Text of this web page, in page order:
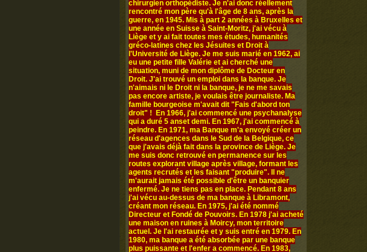
chirurgien orthopédiste. Je n'ai donc réellement
rencontré mon père qu'à l'âge de 8 ans, après la
guerre, en 1945. Mis à part 2 années à Bruxelles et
une année en Suisse à Saint-Moritz, j'ai vécu à
Liège et y ai fait toutes mes études, humanités
gréco-latines chez les Jésuites et Droit à
l'Université de Liège. Je me suis marié en 1962, ai
eu une petite fille Valérie et ai cherché une
situation, muni de mon diplôme de Docteur en
Droit. J'ai trouvé un emploi dans la banque. Je
n'aimais ni le Droit ni la banque, je ne me savais
pas encore artiste, je voulais être journaliste. Ma
famille bourgeoise m'avait dit "Fais d'abord ton
droit" ! En 1966, j'ai commencé une psychanalyse
qui a duré 5 anset demi. En 1967, j'ai commencé à
peindre. En 1971, ma Banque m'a envoyé créer un
réseau d'agences dans le Sud de la Belgique, ce
que j'avais déjà fait dans la province de Liège. Je
me suis donc retrouvé en permanence sur les
routes explorant village après village, formant les
agents recrutés et les faisant "produire". Il ne
m'aurait jamais été possible d'être un banquier
enfermé. Je ne tiens pas en place. Pendant 8 ans
j'ai vécu au-dessus de ma banque à Libramont,
créant mon réseau. En 1975, j'ai été nommé
Directeur et Fondé de Pouvoirs. En 1978 j'ai acheté
une maison en ruines à Moircy, mon territoire
actuel. Je l'ai restaurée et y suis entré en 1979. En
1980, ma banque a été absorbée par une banque
plus puissante et l'enfer a commencé. En 1983,